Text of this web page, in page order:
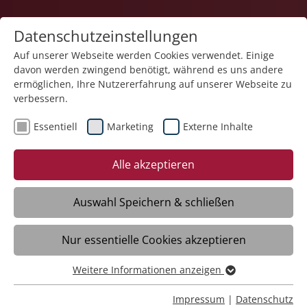
Service und Produkte
Montage & Kommissionierung
Meckenbeuren
Datenschutzeinstellungen
Auf unserer Webseite werden Cookies verwendet. Einige
davon werden zwingend benötigt, während es uns andere
ermöglichen, Ihre Nutzererfahrung auf unserer Webseite zu
verbessern.
Essentiell Marketing Externe Inhalte
Alle akzeptieren
Auswahl Speichern & schließen
Nur essentielle Cookies akzeptieren
Essentiell
Essentielle Cookies werden für grundlegende Funktionen
Weitere Informationen anzeigen
Impressum | Datenschutz